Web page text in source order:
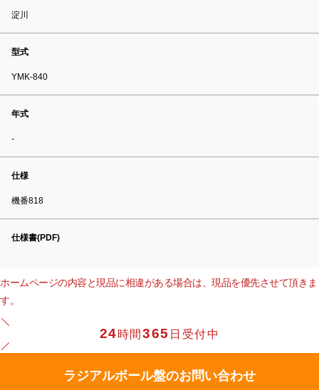
淀川
型式
YMK-840
年式
-
仕様
機番818
仕様書(PDF)
ホームページの内容と現品に相違がある場合は、現品を優先させて頂きま
す。
24時間365 日受付中